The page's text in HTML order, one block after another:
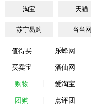
淘宝 天猫
苏宁易购 当当网
值得买 乐蜂网
买卖宝 酒仙网
购物 爱淘宝
团购 点评团